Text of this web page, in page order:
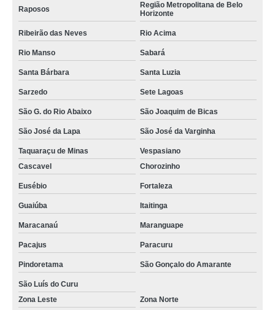
Raposos
Região Metropolitana de Belo
Horizonte
Ribeirão das Neves Rio Acima
Rio Manso Sabará
Santa Bárbara Santa Luzia
Sarzedo Sete Lagoas
São G. do Rio Abaixo São Joaquim de Bicas
São José da Lapa São José da Varginha
Taquaraçu de Minas
Vespasiano
Cascavel
Chorozinho
Eusébio Fortaleza
Guaiúba Itaitinga
Maracanaú Maranguape
Pacajus Paracuru
Pindoretama São Gonçalo do Amarante
São Luís do Curu
Zona Leste
Zona Norte